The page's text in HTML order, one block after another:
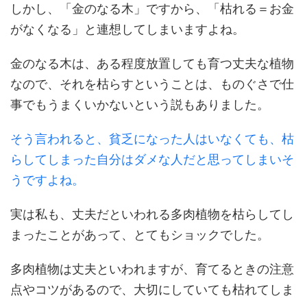
しかし、「金のなる木」ですから、「枯れる＝お金
がなくなる」と連想してしまいますよね。
金のなる木は、ある程度放置しても育つ丈夫な植物
なので、それを枯らすということは、ものぐさで仕
事でもうまくいかないという説もありました。
そう言われると、貧乏になった人はいなくても、枯
らしてしまった自分はダメな人だと思ってしまいそ
うですよね。
実は私も、丈夫だといわれる多肉植物を枯らしてし
まったことがあって、とてもショックでした。
多肉植物は丈夫といわれますが、育てるときの注意
点やコツがあるので、大切にしていても枯れてしま